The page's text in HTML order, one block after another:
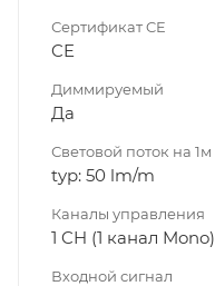
Сертификат CE
CE
Диммируeмый
Да
Световой поток на 1м
typ: 50 lm/m
Каналы управления
1 CH (1 канал Mono)
Входной сигнал